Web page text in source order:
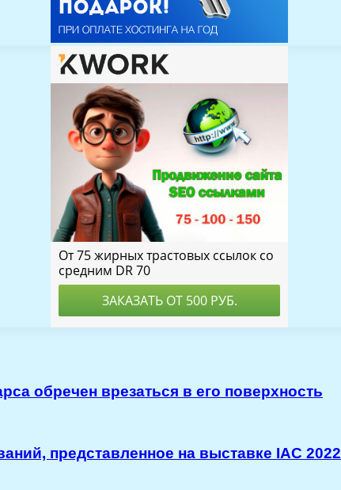
обречен врезаться в его поверхность
представленное на выставке IAC 2022